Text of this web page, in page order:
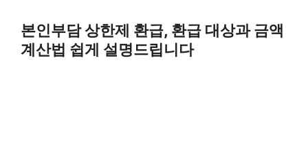
content
본인부담 상한제 환급, 환급 대상과 금액
계산법 쉽게 설명드립니다